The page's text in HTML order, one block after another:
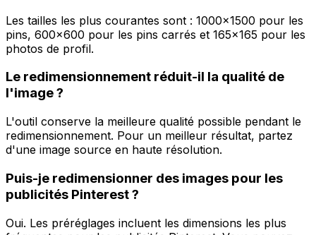
Les tailles les plus courantes sont : 1000x1500 pour les
pins, 600x600 pour les pins carrés et 165x165 pour les
photos de profil.
Le redimensionnement réduit-il la qualité de
l'image ?
L'outil conserve la meilleure qualité possible pendant le
redimensionnement. Pour un meilleur résultat, partez
d'une image source en haute résolution.
Puis-je redimensionner des images pour les
publicités Pinterest ?
Oui. Les préréglages incluent les dimensions les plus